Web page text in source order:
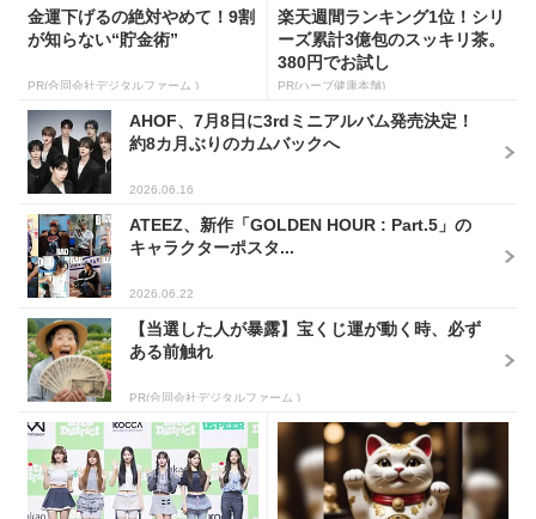
金運下げるの絶対やめて！9割
が知らない“貯金術”
PR(合同会社デジタルファーム )
楽天週間ランキング1位！シリ
ーズ累計3億包のスッキリ茶。
380円でお試し
PR(ハーブ健康本舗)
AHOF、7月8日に3rdミニアルバム発売決定！
約8カ月ぶりのカムバックへ
2026.06.16
ATEEZ、新作「GOLDEN HOUR : Part.5」の
キャラクターポスタ...
2026.06.22
【当選した人が暴露】宝くじ運が動く時、必ず
ある前触れ
PR(合同会社デジタルファーム )